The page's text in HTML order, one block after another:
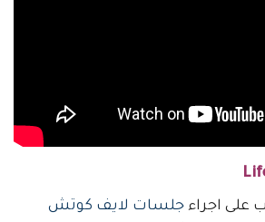
على اجراء جلسات لايف كوتش